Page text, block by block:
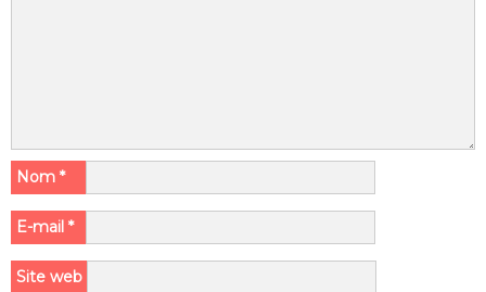
Nom *
E-mail *
Site web